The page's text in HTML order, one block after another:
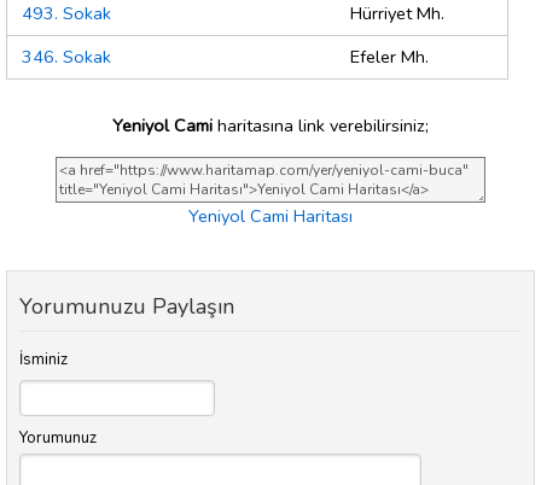
493. Sokak
Hürriyet Mh.
346. Sokak
Efeler Mh.
Yeniyol Cami haritasına link verebilirsiniz;
Yeniyol Cami Haritası
Yorumunuzu Paylaşın
İsminiz
Yorumunuz